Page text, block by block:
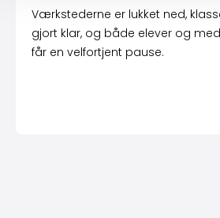
Værkstederne er lukket ned,
gjort klar, og både elever og
får en velfortjent pause.